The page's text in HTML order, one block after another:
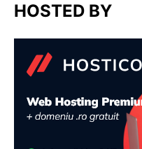
HOSTED BY